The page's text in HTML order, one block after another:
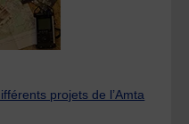
projets de l’Amta